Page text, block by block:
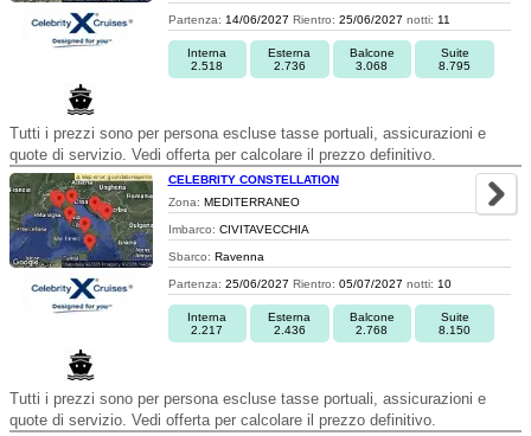
Partenza: 14/06/2027 Rientro: 25/06/2027 notti: 11
Interna
2.518
Esterna
2.736
Balcone
3.068
Suite
8.795
Tutti i prezzi sono per persona escluse tasse portuali, assicurazioni e
quote di servizio. Vedi offerta per calcolare il prezzo definitivo.
CELEBRITY CONSTELLATION
Zona: MEDITERRANEO
Imbarco: CIVITAVECCHIA
Sbarco: Ravenna
Partenza: 25/06/2027 Rientro: 05/07/2027 notti: 10
Interna
2.217
Esterna
2.436
Balcone
2.768
Suite
8.150
Tutti i prezzi sono per persona escluse tasse portuali, assicurazioni e
quote di servizio. Vedi offerta per calcolare il prezzo definitivo.